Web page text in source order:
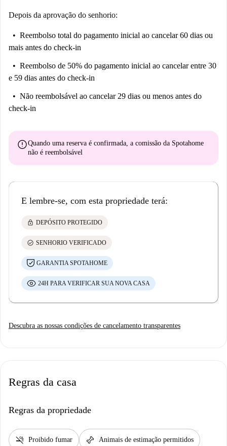
Depois da aprovação do senhorio:
Reembolso total do pagamento inicial ao cancelar 60 dias ou
mais antes do check-in
Reembolso de 50% do pagamento inicial ao cancelar entre 30
e 59 dias antes do check-in
Não reembolsável ao cancelar 29 dias ou menos antes do
check-in
errorQuando uma reserva é confirmada, a comissão da Spotahome
não é reembolsável
E lembre-se, com esta propriedade terá:
lock DEPÓSITO PROTEGIDO
check_circle SENHORIO VERIFICADO
GARANTIA SPOTAHOME
24H PARA VERIFICAR SUA NOVA CASA
Descubra as nossas condições de cancelamento transparentes
Regras da casa
Regras da propriedade
smoke_free Proibido fumar pet_supplies Animais de estimação permitidos